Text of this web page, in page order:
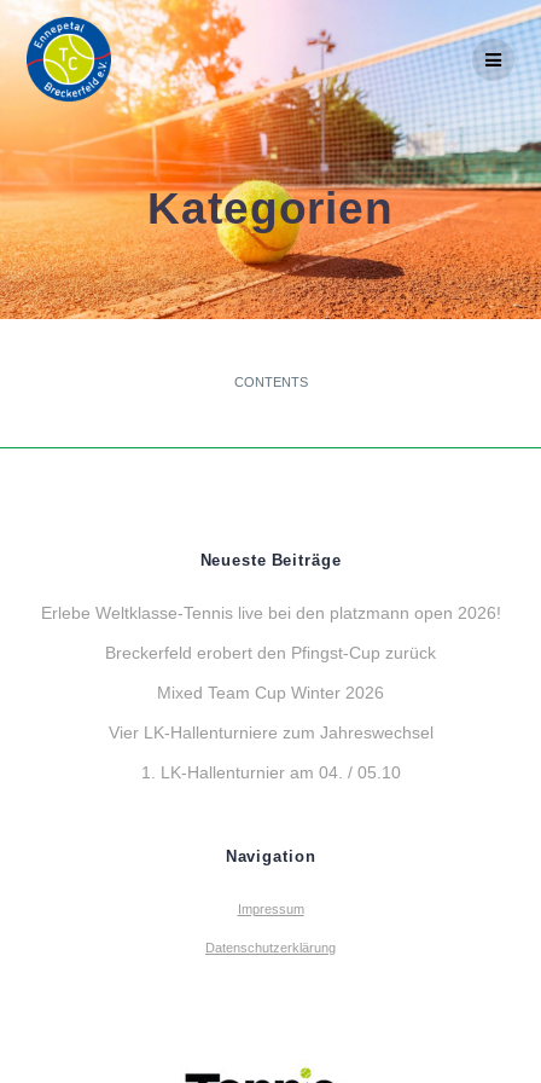
content
Kategorien
CONTENTS
Neueste Beiträge
Erlebe Weltklasse-Tennis live bei den platzmann open 2026!
Breckerfeld erobert den Pfingst-Cup zurück
Mixed Team Cup Winter 2026
Vier LK-Hallenturniere zum Jahreswechsel
1. LK-Hallenturnier am 04. / 05.10
Navigation
Impressum
Datenschutzerklärung